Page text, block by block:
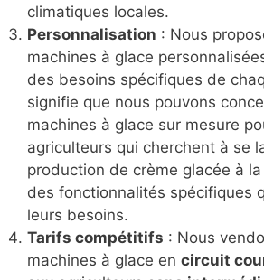
climatiques locales.
Personnalisation : Nous
machines à glace
des besoins spécifiques de
signifie que nous pouvons
machines à glace sur mesure
agriculteurs qui cherchent à se
production de crème glacée à
des fonctionnalités spécifiques
leurs besoins.
Tarifs compétitifs : Nous
machines à glace en circuit